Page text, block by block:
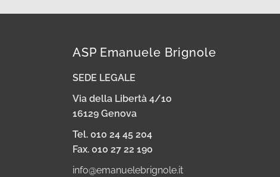
ASP Emanuele Brignole
SEDE LEGALE
Via della Libertà 4/1o
16129 Genova
Tel. 010 24 45 204
Fax. 010 27 22 190
info@emanuelebrignole.it